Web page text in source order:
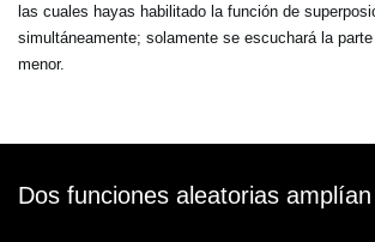
las cuales hayas habilitado la función de
simultáneamente; solamente se escuchará la
menor.
Dos funciones aleatorias